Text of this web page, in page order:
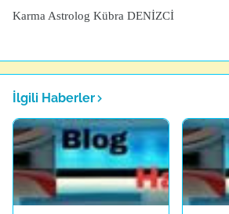
Karma Astrolog Kübra DENİZCİ
İlgili Haberler